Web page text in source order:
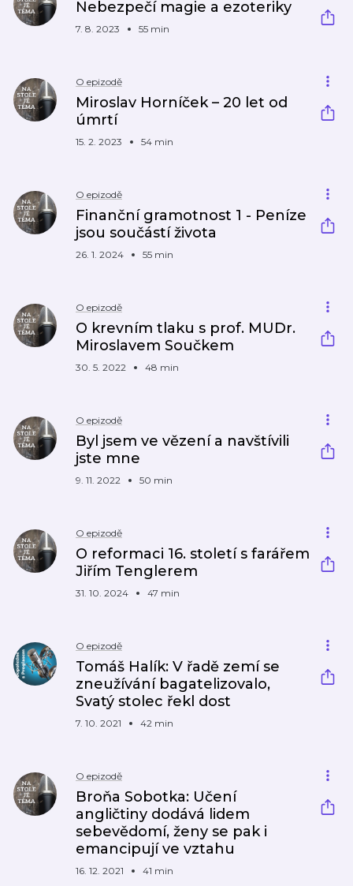
Nebezpečí magie a ezoteriky
7. 8. 2023 55 min
O epizodě
Miroslav Horníček – 20 let od
úmrtí
15. 2. 2023 54 min
O epizodě
Finanční gramotnost 1 - Peníze
jsou součástí života
26. 1. 2024 55 min
O epizodě
O krevním tlaku s prof. MUDr.
Miroslavem Součkem
30. 5. 2022 48 min
O epizodě
Byl jsem ve vězení a navštívili
jste mne
9. 11. 2022 50 min
O epizodě
O reformaci 16. století s farářem
Jiřím Tenglerem
31. 10. 2024 47 min
O epizodě
Tomáš Halík: V řadě zemí se
zneužívání bagatelizovalo,
Svatý stolec řekl dost
7. 10. 2021 42 min
O epizodě
Broňa Sobotka: Učení
angličtiny dodává lidem
sebevědomí, ženy se pak i
emancipují ve vztahu
16. 12. 2021 41 min